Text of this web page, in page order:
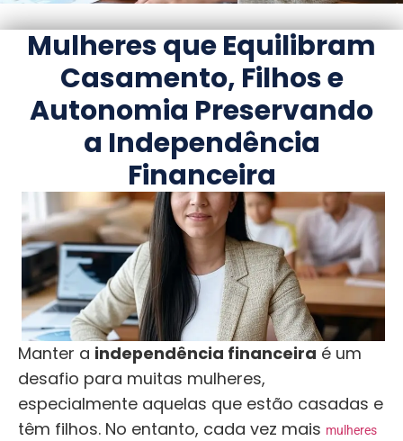
Mulheres que Equilibram
Casamento, Filhos e
Autonomia Preservando
a Independência
Financeira
Manter a independência financeira é um
desafio para muitas mulheres,
especialmente aquelas que estão casadas e
têm filhos. No entanto, cada vez mais mulheres